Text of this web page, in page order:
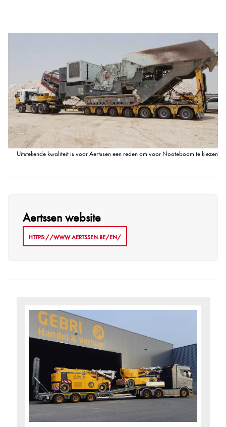
Uitstekende kwaliteit is voor Aertssen een reden om voor Nooteboom te kiezen
Aertssen website
HTTPS://WWW.AERTSSEN.BE/EN/